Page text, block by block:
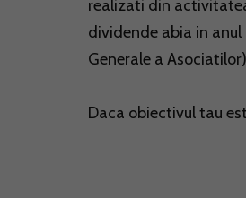
realizati din
dividende abia in anul
Generale a
Daca obiectivul tau